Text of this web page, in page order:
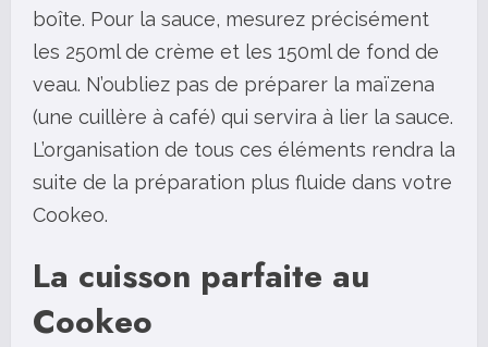
boîte. Pour la sauce, mesurez précisément
les 250ml de crème et les 150ml de fond de
veau. N’oubliez pas de préparer la maïzena
(une cuillère à café) qui servira à lier la sauce.
L’organisation de tous ces éléments rendra la
suite de la préparation plus fluide dans votre
Cookeo.
La cuisson parfaite au
Cookeo